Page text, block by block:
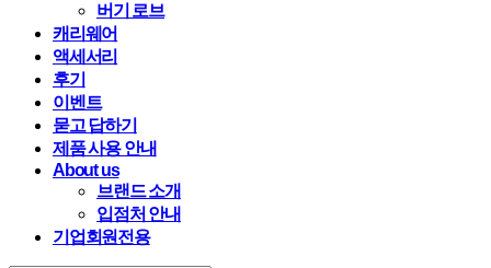
버기 로브
캐리웨어
액세서리
후기
이벤트
묻고 답하기
제품 사용 안내
About us
브랜드 소개
입점처 안내
기업회원전용